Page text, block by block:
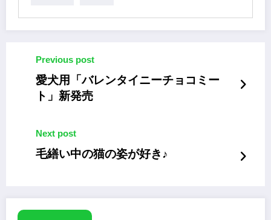
Previous post
愛犬用「バレンタイニーチョコミー
ト」新発売
Next post
毛繕い中の猫の姿が好き♪